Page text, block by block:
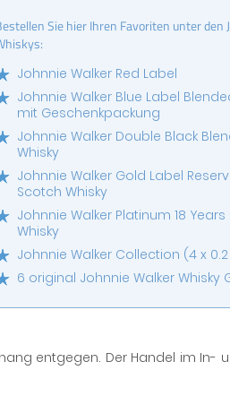
Sie hier Ihren Favoriten unter den
Johnnie Walker Red Label
Johnnie Walker Blue Label
mit Geschenkpackung
Johnnie Walker Double Black
Whisky
Johnnie Walker Gold Label
Scotch Whisky
Johnnie Walker Platinum 18
Whisky
Johnnie Walker Collection (4 x
6 original Johnnie Walker Whisky
entgegen. Der Handel im In-